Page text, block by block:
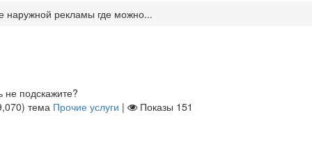
наружной рекламы где можно...
не подскажите?
) тема Прочие услуги | Показы 151